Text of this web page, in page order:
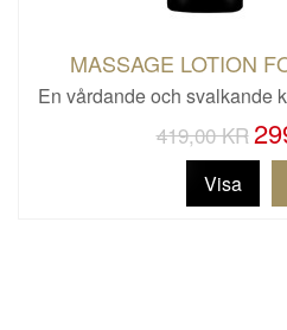
MASSAGE LOTION
En vårdande och svalkande
419,00 KR
Visa